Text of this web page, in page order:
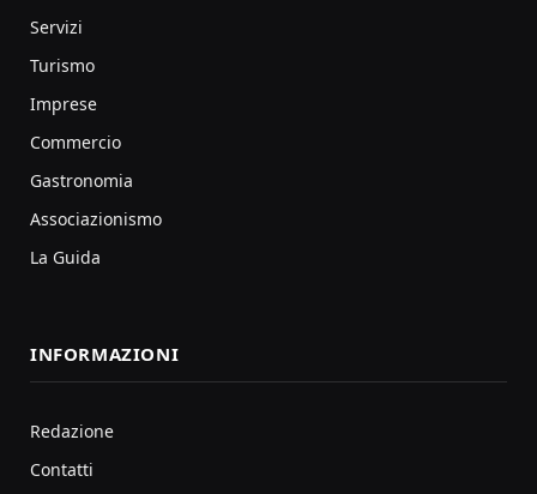
Servizi
Turismo
Imprese
Commercio
Gastronomia
Associazionismo
La Guida
INFORMAZIONI
Redazione
Contatti